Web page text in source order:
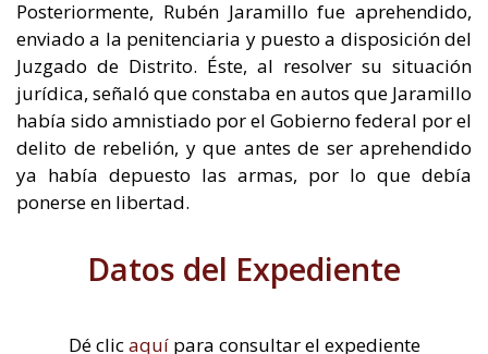
Posteriormente, Rubén Jaramillo fue aprehendido,
enviado a la penitenciaria y puesto a disposición del
Juzgado de Distrito. Éste, al resolver su situación
jurídica, señaló que constaba en autos que Jaramillo
había sido amnistiado por el Gobierno federal por el
delito de rebelión, y que antes de ser aprehendido
ya había depuesto las armas, por lo que debía
ponerse en libertad.
Datos del Expediente
Dé clicaquípara consultar el expediente